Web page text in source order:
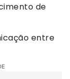
de
entre